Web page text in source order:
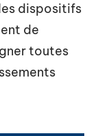
dispositifs
de
toutes